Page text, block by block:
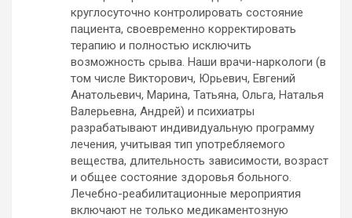
круглосуточно контролировать состояние
пациента, своевременно корректировать
терапию и полностью исключить
возможность срыва. Наши врачи-наркологи (в
том числе Викторович, Юрьевич, Евгений
Анатольевич, Марина, Татьяна, Ольга, Наталья
Валерьевна, Андрей) и психиатры
разрабатывают индивидуальную программу
лечения, учитывая тип употребляемого
вещества, длительность зависимости, возраст
и общее состояние здоровья больного.
Лечебно-реабилитационные мероприятия
включают не только медикаментозную